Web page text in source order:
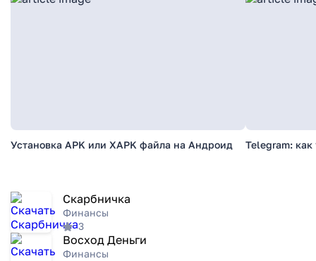
Установка APK или XAPK файла на Андроид Telegram: как
Скарбничка
Финансы
3
Восход Деньги
Финансы